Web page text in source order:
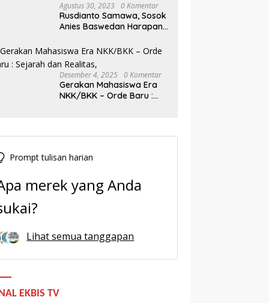
Agustus 30, 2023 0 Komentar
Rusdianto Samawa, Sosok
Anies Baswedan Harapan
Desember 4, 2025 0 Komentar
Gerakan Mahasiswa Era
NKK/BKK – Orde Baru :
Prompt tulisan harian
merek yang Anda
Lihat semua tanggapan
EKBIS TV